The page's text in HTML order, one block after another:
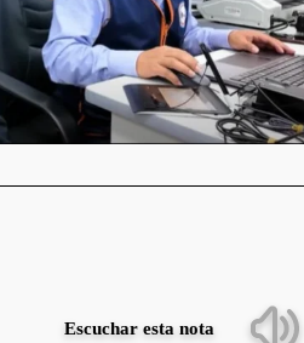
Escuchar esta nota